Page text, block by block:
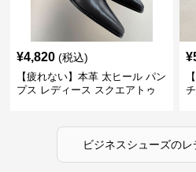
¥4,820 (税込)
【疲れない】本革 太ヒール パン
プス レディース スクエアトゥ
¥
ビジネスシューズのレ